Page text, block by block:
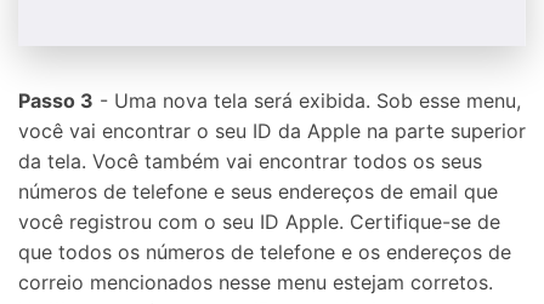
Passo 3 - Uma nova tela será exibida. Sob esse menu,
você vai encontrar o seu ID da Apple na parte superior
da tela. Você também vai encontrar todos os seus
números de telefone e seus endereços de email que
você registrou com o seu ID Apple. Certifique-se de
que todos os números de telefone e os endereços de
correio mencionados nesse menu estejam corretos.